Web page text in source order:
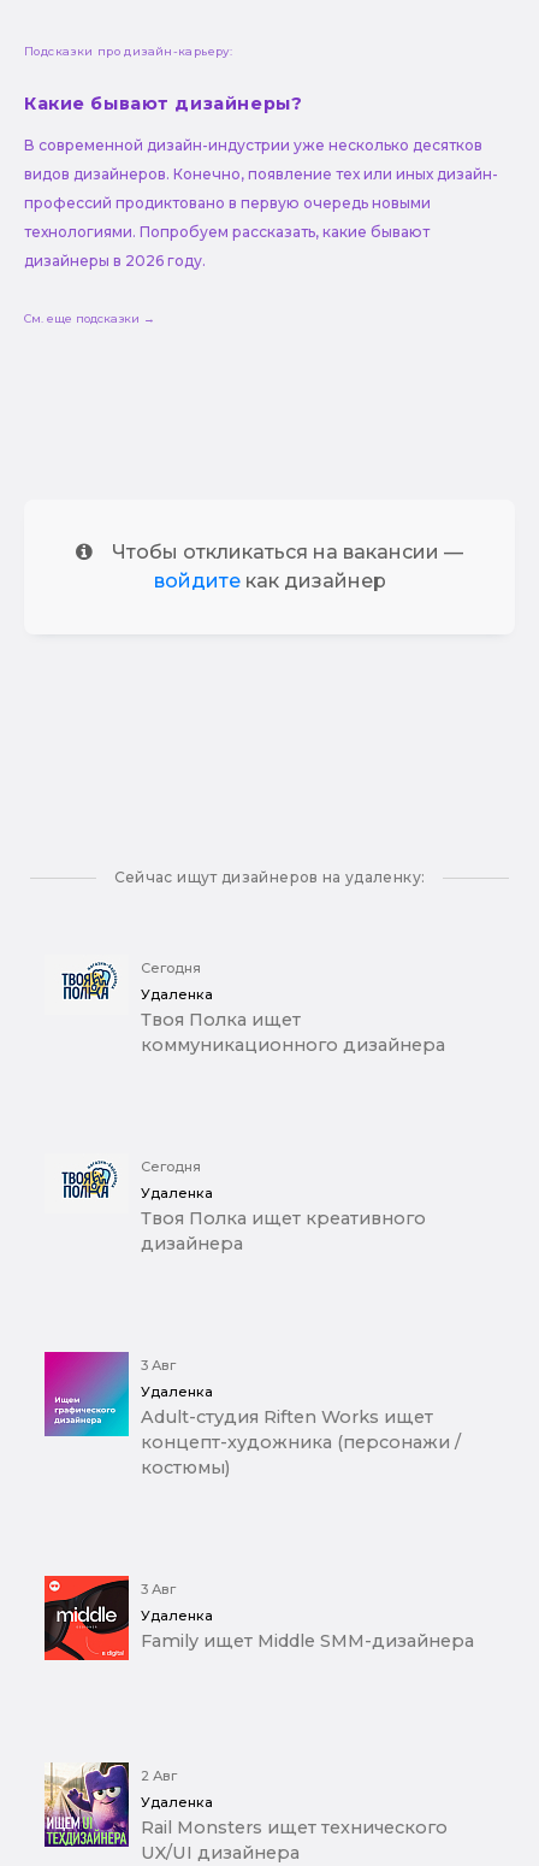
Подсказки про дизайн-карьеру:
Какие бывают дизайнеры?
В современной дизайн-индустрии уже несколько десятков
видов дизайнеров. Конечно, появление тех или иных дизайн-
профессий продиктовано в первую очередь новыми
технологиями. Попробуем рассказать, какие бывают
дизайнеры в 2026 году.
См. еще подсказки →
Чтобы откликаться на вакансии —
войдитекак дизайнер
Сейчас ищут дизайнеров на удаленку:
Сегодня
Удаленка
Твоя Полка ищет
коммуникационного дизайнера
Сегодня
Удаленка
Твоя Полка ищет креативного
дизайнера
3 Авг
Удаленка
Adult-студия Riften Works ищет
концепт-художника (персонажи /
костюмы)
3 Авг
Удаленка
Family ищет Middle SMM-дизайнера
2 Авг
Удаленка
Rail Monsters ищет технического
UX/UI дизайнера